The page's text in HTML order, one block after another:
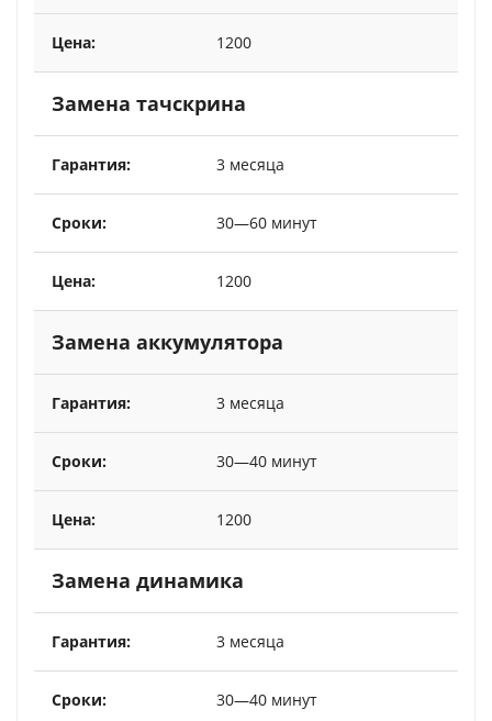
1200
Замена тачскрина
3 месяца
30—60 минут
1200
Замена аккумулятора
3 месяца
30—40 минут
1200
Замена динамика
3 месяца
30—40 минут